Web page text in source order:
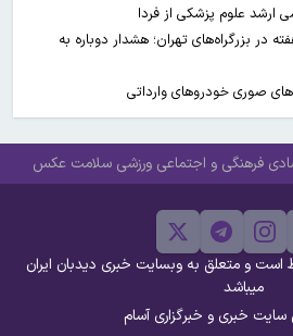
ارشد علوم پزشکی از فردا
در بزرگراه‌های تهران؛ هشدار دوباره به
صوری خودروهای وارداتی
فرهنگی و اجتماعی ورزشی سلامت عکس
و متعلق به وبسایت خبری دیدبان ایران
میباشد
خبری و خبرگزاری آسام